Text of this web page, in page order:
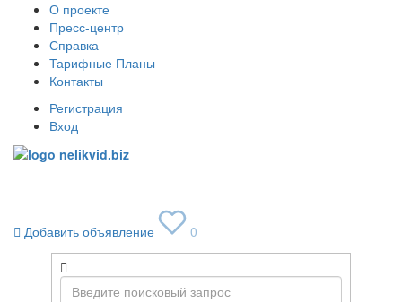
О проекте
Пресс-центр
Справка
Тарифные Планы
Контакты
Регистрация
Вход
Добавить объявление
0